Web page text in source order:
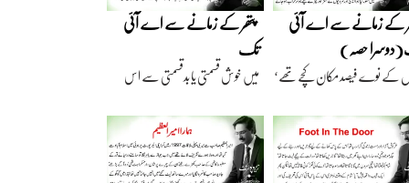
کے زمانے سے اے آئی
حصہ)
کے نوے فیصد مکان کچے تھے‘
پتھر کے زمانے سے اے آئی
تک
میں خوش قسمتی یا بدقسمتی سے اس